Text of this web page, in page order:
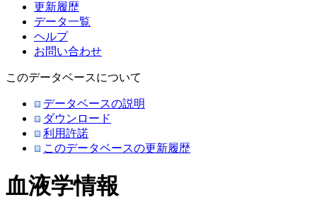
更新履歴
データ一覧
ヘルプ
お問い合わせ
このデータベースについて
データベースの説明
ダウンロード
利用許諾
このデータベースの更新履歴
血液学情報